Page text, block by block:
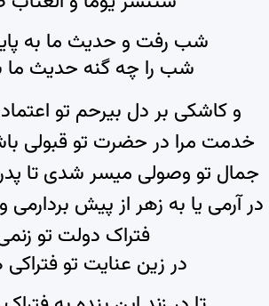
شب رفت و حدیث ما به
شب را چه گنه حدیث ما
و کاشکی بر دل بیرحم تو
خدمت مرا در حضرت تو قبولی
جمال تو وصولی میسر شدی تا پدر
در آرمی یا به زهر از پیش
فتراک دولت تو
در زین عنایت تو